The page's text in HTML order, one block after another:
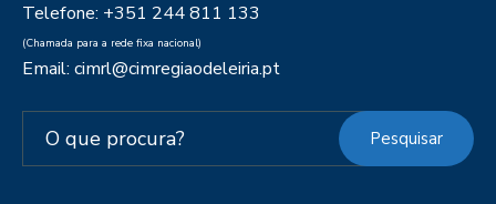
Telefone: +351 244 811 133
(Chamada para a rede fixa nacional)
Email: cimrl@cimregiaodeleiria.pt
Pesquisar